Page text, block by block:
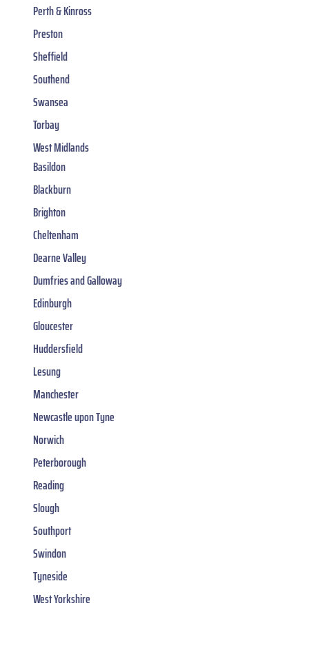
Perth & Kinross
Preston
Sheffield
Southend
Swansea
Torbay
West Midlands
Basildon
Blackburn
Brighton
Cheltenham
Dearne Valley
Dumfries and Galloway
Edinburgh
Gloucester
Huddersfield
Lesung
Manchester
Newcastle upon Tyne
Norwich
Peterborough
Reading
Slough
Southport
Swindon
Tyneside
West Yorkshire